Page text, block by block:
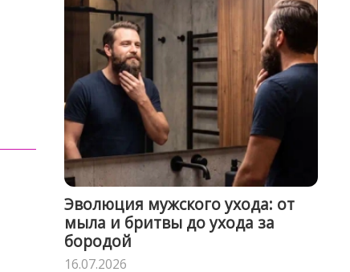
Эволюция мужского ухода: от
мыла и бритвы до ухода за
бородой
16.07.2026